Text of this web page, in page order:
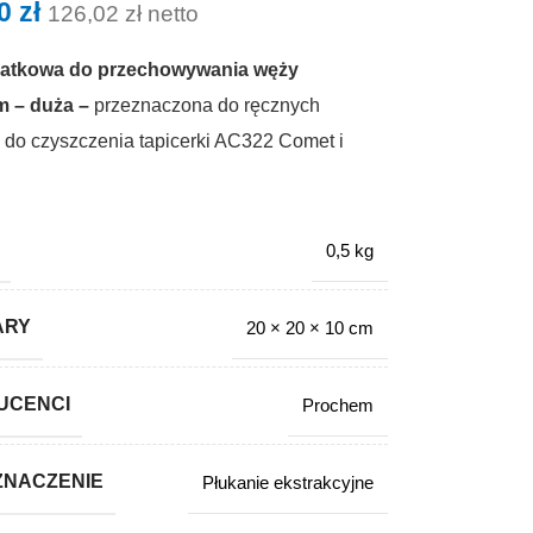
zł 126,02 złnetto
do przechowywania węży
– duża – przeznaczona do ręcznych
czyszczenia tapicerki AC322 Comet i
0,5 kg
20 × 20 × 10 cm
Prochem
Płukanie ekstrakcyjne